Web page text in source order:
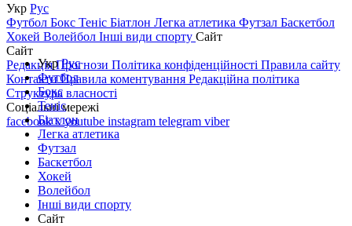
Укр Рус
Футбол Бокс Теніс Біатлон Легка атлетика Футзал Баскетбол
Хокей Волейбол Інші види спорту Сайт
Сайт
РедакціяПрогнози Політика конфіденційності Правила сайту
КонтактиПравила коментування Редакційна політика
Структура власності
Соціальні мережі
facebookxyoutube instagram telegram viber
УкрРус
Футбол
Бокс
Теніс
Біатлон
Легка атлетика
Футзал
Баскетбол
Хокей
Волейбол
Інші види спорту
Сайт